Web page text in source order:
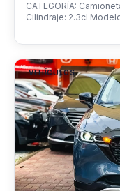
CATEGORÍA:
Cilindraje: 2.3cl
VEHÍCULOS